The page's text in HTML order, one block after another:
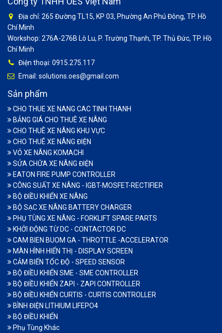
Địa chỉ: 265 Đường TL15, KP 03, Phường An Phú Đông, TP. Hồ
Chí Minh
Workshop: 276A-276B Lò Lu, P. Trường Thạnh, TP. Thủ Đức, TP. Hồ
Chí Minh
Điện thoại: 0915.275.117
Email: solutions.oes@gmail.com
Sản phẩm
CHO THUE XE NANG CAC TINH THANH
BẢNG GIÁ CHO THUÊ XE NÂNG
CHO THUÊ XE NÂNG KHU VỰC
CHO THUÊ XE NÂNG ĐIỆN
VỎ XE NÂNG KOMACHI
SỬA CHỮA XE NÂNG ĐIỆN
EATON FIRE PUMP CONTROLLER
CÔNG SUẤT XE NÂNG - IGBT-MOSFET-RECTIFIER
BỘ ĐIỀU KHIỂN XE NÂNG
BỘ SẠC XE NÂNG BATTERY CHARGER
PHỤ TÙNG XE NÂNG - FORKLIFT SPARE PARTS
KHỞI ĐỘNG TỪ DC - CONTACTOR DC
CAM BIEN BUOM GA - THROTTLE -ACCELERATOR
MÀN HÌNH HIỂN THỊ - DISPLAY SCREEN
CẢM BIẾN TỐC ĐỘ - SPEED SENSOR
BỘ ĐIỀU KHIỂN SME - SME CONTROLLER
BỘ ĐIỀU KHIỂN ZAPI - ZAPI CONTROLLER
BỘ ĐIỀU KHIỂN CURTIS - CURTIS CONTROLLER
BÌNH ĐIỆN LITHIUM LIFEPO4
BỘ ĐIỀU KHIỂN
Phụ Tùng Khác